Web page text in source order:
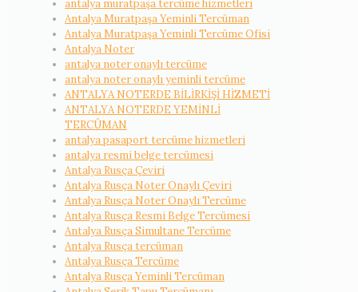
antalya muratpaşa tercüme hizmetleri
Antalya Muratpaşa Yeminli Tercüman
Antalya Muratpaşa Yeminli Tercüme Ofisi
Antalya Noter
antalya noter onaylı tercüme
antalya noter onaylı yeminli tercüme
ANTALYA NOTERDE BİLİRKİŞİ HİZMETİ
ANTALYA NOTERDE YEMİNLİ
TERCÜMAN
antalya pasaport tercüme hizmetleri
antalya resmi belge tercümesi
Antalya Rusça Çeviri
Antalya Rusça Noter Onaylı Çeviri
Antalya Rusça Noter Onaylı Tercüme
Antalya Rusça Resmi Belge Tercümesi
Antalya Rusça Simultane Tercüme
Antalya Rusça tercüman
Antalya Rusça Tercüme
Antalya Rusça Yeminli Tercüman